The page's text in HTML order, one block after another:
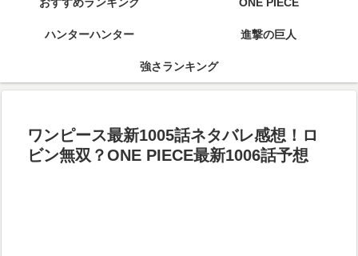
おすすめランキング ONE PIECE
ハンターハンター 進撃の巨人
強さランキング
ワンピース最新1005話ネタバレ感想！ロ
ビン無双？ONE PIECE最新1006話予想